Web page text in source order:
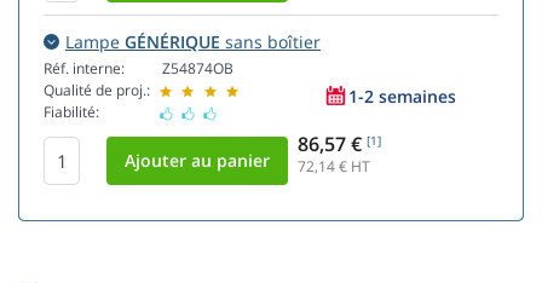
Lampe GÉNÉRIQUE sans boîtier
Réf. interne:
Qualité de proj.:
Fiabilité:
Z54874OB
1-2 semaines
86,57 € [1]
72,14€ HT